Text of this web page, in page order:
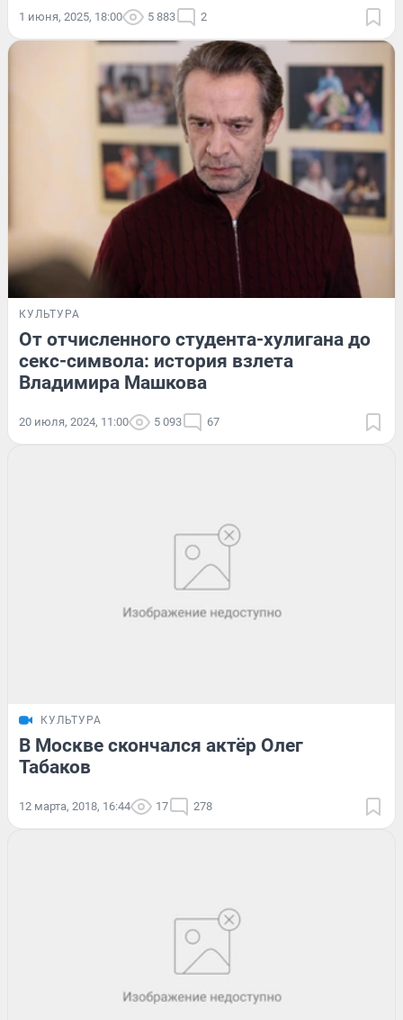
1 июня, 2025, 18:00 5 883 2
КУЛЬТУРА
От отчисленного студента-хулигана до
секс-символа: история взлета
Владимира Машкова
20 июля, 2024, 11:00 5 093 67
КУЛЬТУРА
В Москве скончался актёр Олег
Табаков
12 марта, 2018, 16:44 17 278